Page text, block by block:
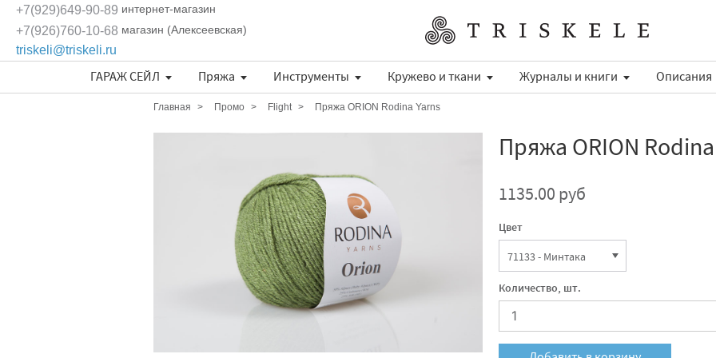
+7(929)649-90-89 интернет-магазин
+7(926)760-10-68 магазин (Алексеевская)
triskeli@triskeli.ru
ГАРАЖ СЕЙЛ
Пряжа Инструменты Кружево и ткани Журналы и книги Описания
Главная Промо Flight Пряжа ORION Rodina Yarns
Пряжа ORION
1135.00 руб
Цвет
Количество, шт.